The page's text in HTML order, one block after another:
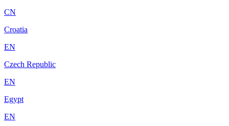
CN
Croatia
EN
Czech Republic
EN
Egypt
EN